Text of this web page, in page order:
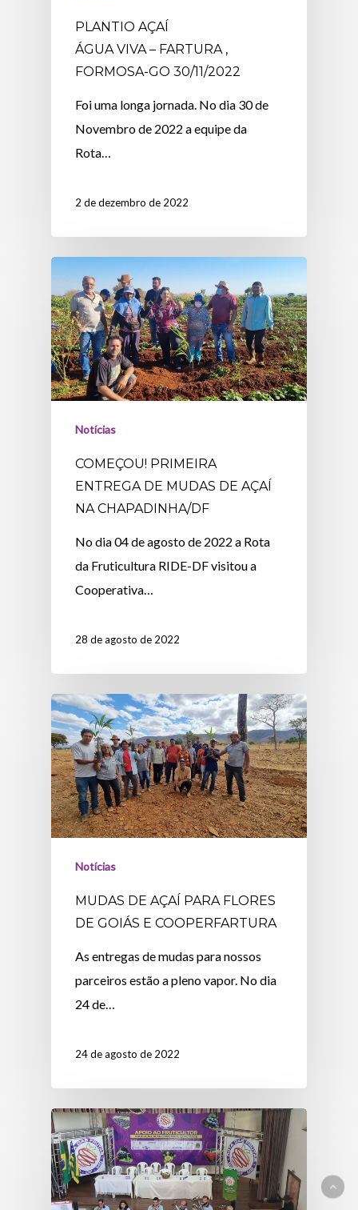
PLANTIO AÇAÍ
ÁGUA VIVA – FARTURA ,
FORMOSA-GO 30/11/2022
Foi uma longa jornada. No dia 30 de
Novembro de 2022 a equipe da
Rota…
2 de dezembro de 2022
Notícias
COMEÇOU! PRIMEIRA
ENTREGA DE MUDAS DE AÇAÍ
NA CHAPADINHA/DF
No dia 04 de agosto de 2022 a Rota
da Fruticultura RIDE-DF visitou a
Cooperativa…
28 de agosto de 2022
Notícias
MUDAS DE AÇAÍ PARA FLORES
DE GOIÁS E COOPERFARTURA
As entregas de mudas para nossos
parceiros estão a pleno vapor. No dia
24 de…
24 de agosto de 2022